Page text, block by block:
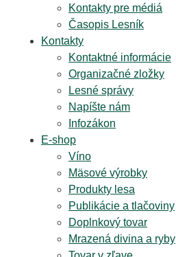
Kontakty pre médiá
Časopis Lesník
Kontakty
Kontaktné informácie
Organizačné zložky
Lesné správy
Napíšte nám
Infozákon
E-shop
Víno
Mäsové výrobky
Produkty lesa
Publikácie a tlačoviny
Doplnkový tovar
Mrazená divina a ryby